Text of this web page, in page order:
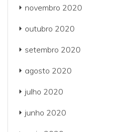
novembro 2020
outubro 2020
setembro 2020
agosto 2020
julho 2020
junho 2020